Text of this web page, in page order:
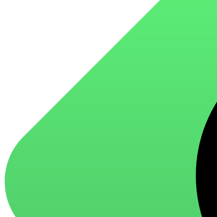
для ароматизации и нейтрализации запахов
для стирки и ухода за тканями
для ковров и текстильных изделий
специализированные чистящие средства
универсальные чистящие средства
дезинфицирующие средства
Автохимия и автокосметика
автоэмали
аэрозольные смазки